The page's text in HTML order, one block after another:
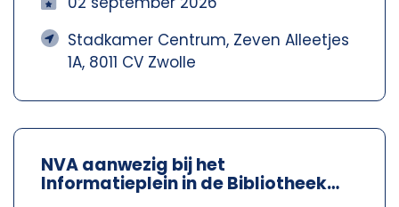
Stadkamer Centrum, Zeven Alleetjes
1A, 8011 CV Zwolle
NVA aanwezig bij het
Informatieplein in de Bibliotheek